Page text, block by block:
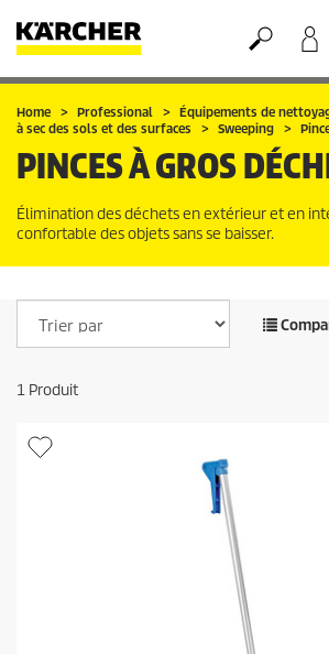
Panier
Mes Favoris
Home Professional Équipements de
à sec des sols et des surfaces
Sweeping
PINCES À GROS
Élimination des déchets en extérieur et en
confortable des objets sans se baisser.
1 Produit